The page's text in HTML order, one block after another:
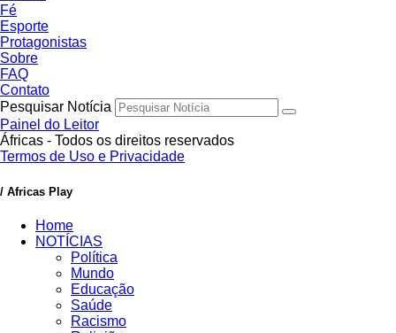
Fé
Esporte
Protagonistas
Sobre
FAQ
Contato
Pesquisar Notícia
Painel do Leitor
Áfricas - Todos os direitos reservados
Termos de Uso e Privacidade
/ Africas Play
Home
NOTÍCIAS
Política
Mundo
Educação
Saúde
Racismo